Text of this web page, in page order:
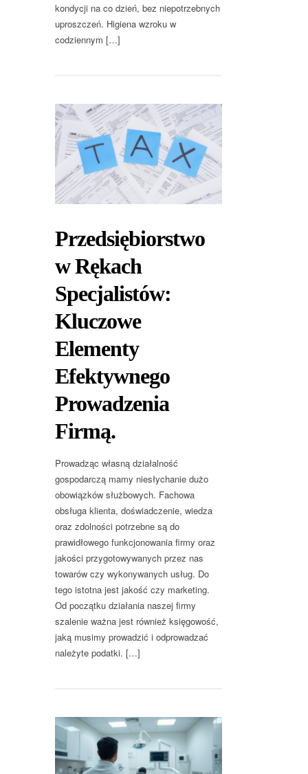
kondycji na co dzień, bez niepotrzebnych
uproszczeń. Higiena wzroku w
codziennym […]
Przedsiębiorstwo
w Rękach
Specjalistów:
Kluczowe
Elementy
Efektywnego
Prowadzenia
Firmą.
Prowadząc własną działalność
gospodarczą mamy niesłychanie dużo
obowiązków służbowych. Fachowa
obsługa klienta, doświadczenie, wiedza
oraz zdolności potrzebne są do
prawidłowego funkcjonowania firmy oraz
jakości przygotowywanych przez nas
towarów czy wykonywanych usług. Do
tego istotna jest jakość czy marketing.
Od początku działania naszej firmy
szalenie ważna jest również księgowość,
jaką musimy prowadzić i odprowadzać
należyte podatki. […]